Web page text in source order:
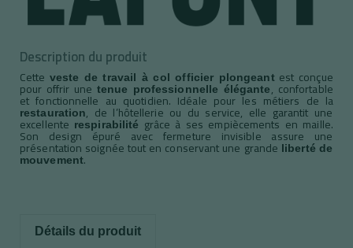
Description du produit
Cette veste de travail à col officier plongeantest conçue
pour offrir une tenue professionnelle élégante, confortable
et fonctionnelle au quotidien. Idéale pour les métiers de la
restauration, de l’hôtellerie ou du service, elle garantit une
excellente respirabilité grâce à ses empiècements en maille.
Son design épuré avec fermeture invisible assure une
présentation soignée tout en conservant une grande liberté de
mouvement.
Détails du produit